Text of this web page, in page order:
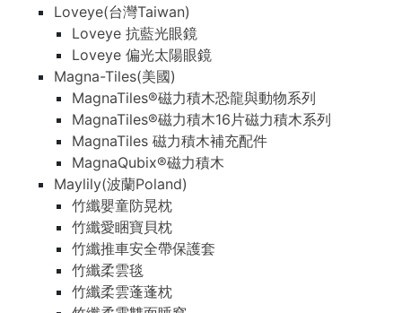
Loveye(台灣Taiwan)
Loveye 抗藍光眼鏡
Loveye 偏光太陽眼鏡
Magna-Tiles(美國)
MagnaTiles®磁力積木恐龍與動物系列
MagnaTiles®磁力積木16片磁力積木系列
MagnaTiles 磁力積木補充配件
MagnaQubix®磁力積木
Maylily(波蘭Poland)
竹纖嬰童防晃枕
竹纖愛睏寶貝枕
竹纖推車安全帶保護套
竹纖柔雲毯
竹纖柔雲蓬蓬枕